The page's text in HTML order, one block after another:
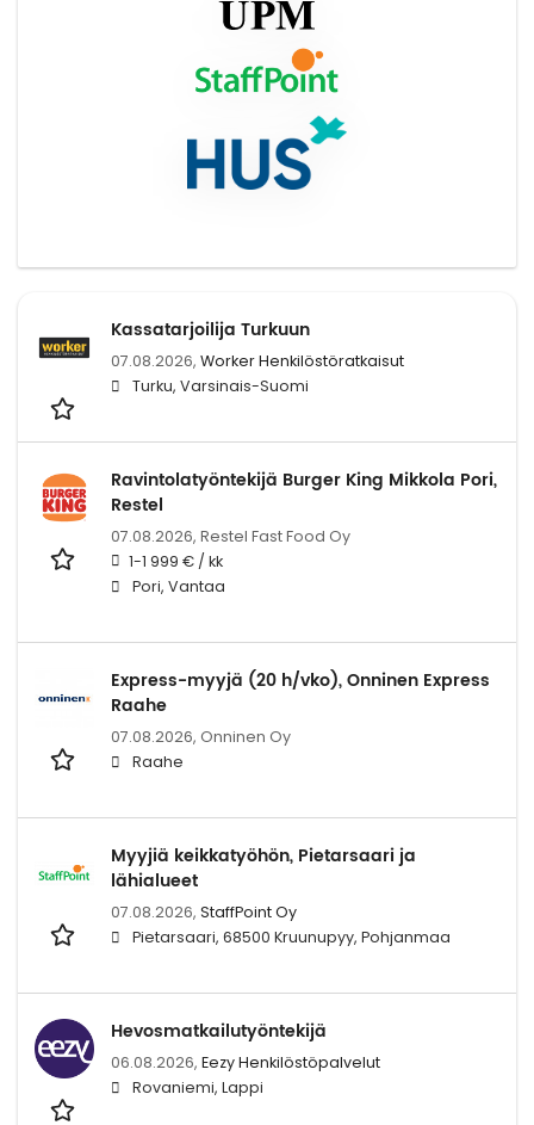
Kassatarjoilija Turkuun
07.08.2026, Worker Henkilöstöratkaisut
Turku, Varsinais-Suomi
Ravintolatyöntekijä Burger King Mikkola Pori,
Restel
07.08.2026, Restel Fast Food Oy
1-1 999 € / kk
Pori, Vantaa
Express-myyjä (20 h/vko), Onninen Express
Raahe
07.08.2026, Onninen Oy
Raahe
Myyjiä keikkatyöhön, Pietarsaari ja
lähialueet
07.08.2026, StaffPoint Oy
Pietarsaari, 68500 Kruunupyy, Pohjanmaa
Hevosmatkailutyöntekijä
06.08.2026, Eezy Henkilöstöpalvelut
Rovaniemi, Lappi